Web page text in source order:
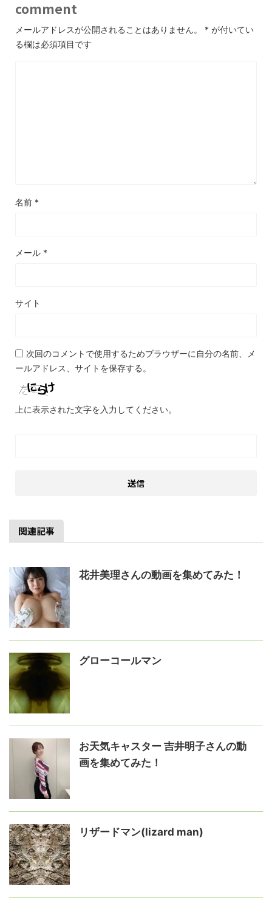
comment
メールアドレスが公開されることはありません。 * が付いてい
る欄は必須項目です
名前 *
メール *
サイト
次回のコメントで使用するためブラウザーに自分の名前、メ
ールアドレス、サイトを保存する。
上に表示された文字を入力してください。
関連記事
花井美理さんの動画を集めてみた！
グローコールマン
お天気キャスター 吉井明子さんの動
画を集めてみた！
リザードマン(lizard man)